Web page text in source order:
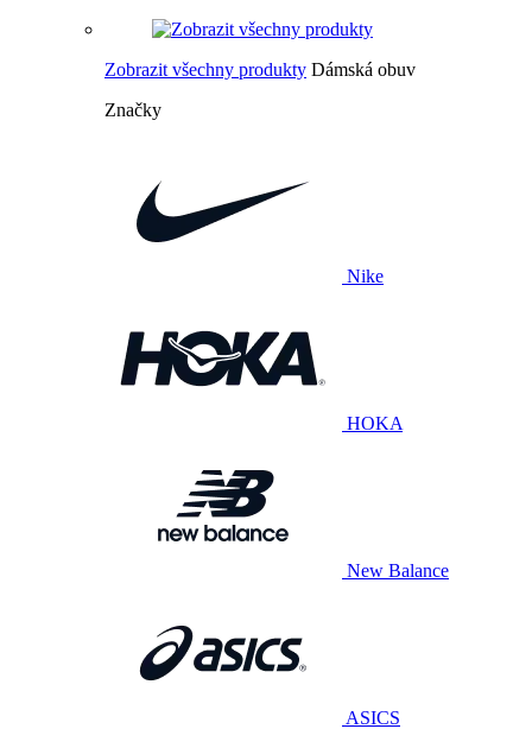
Zobrazit všechny produkty Dámská obuv
Značky
Nike
HOKA
New Balance
ASICS